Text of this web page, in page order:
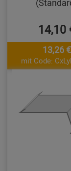
14,10
13,26 €
mit Code: